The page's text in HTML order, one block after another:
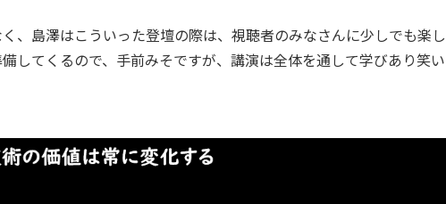
、島澤はこういった登壇の際は、視聴者のみなさんに少しでも楽
してくるので、手前みそですが、講演は全体を通して学びあり笑